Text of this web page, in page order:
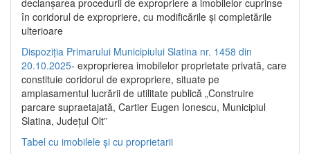
în coridorul de expropriere, cu modificările şi completările
ulterioare
Dispoziția Primarului Municipiului Slatina nr. 1458 din
20.10.2025- exproprierea imobilelor proprietate privată, care
constituie coridorul de expropriere, situate pe
amplasamentul lucrării de utilitate publică „Construire
parcare supraetajată, Cartier Eugen Ionescu, Municipiul
Slatina, Județul Olt”
Tabel cu imobilele și cu proprietarii